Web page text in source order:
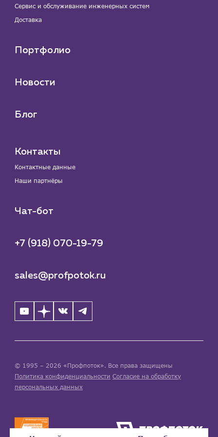
Сервис и обслуживание инженерных систем
Доставка
Портфолио
Новости
Блог
Контакты
Контактные данные
Наши партнёры
Чат-бот
+7 (918) 070-19-79
sales@profpotok.ru
© 1995 – 2026 «Профпоток». Все права защищены
Политика конфиденциальности Согласие на обработку
персональных данных